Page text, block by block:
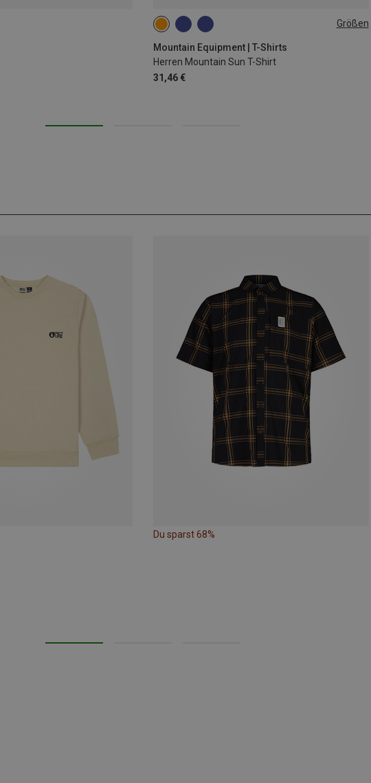
Größen
Mountain Equipment | T-Shirts
Herren Mountain Sun T-Shirt
31,46 €
S M L
Du sparst 68%